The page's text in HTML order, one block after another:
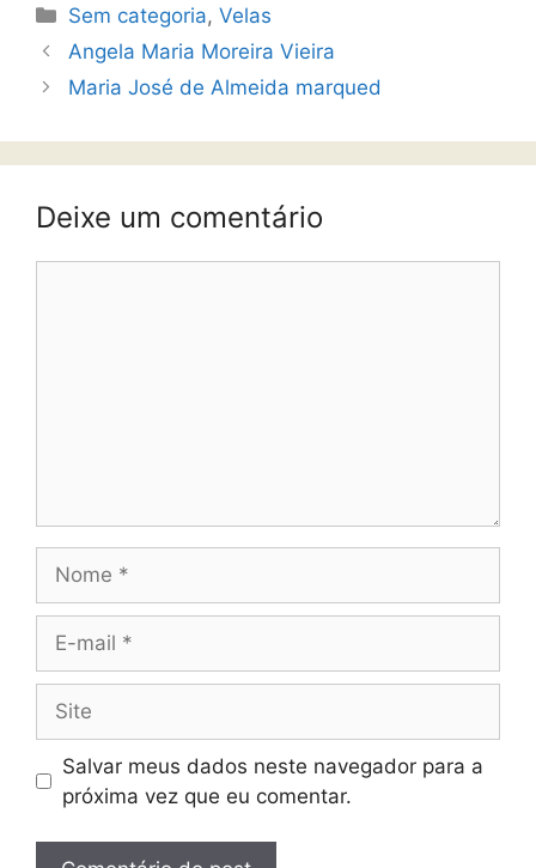
Sem categoria,Velas
Angela Maria Moreira Vieira
Maria José de Almeida marqued
Deixe um comentário
Salvar meus dados neste navegador para a
próxima vez que eu comentar.